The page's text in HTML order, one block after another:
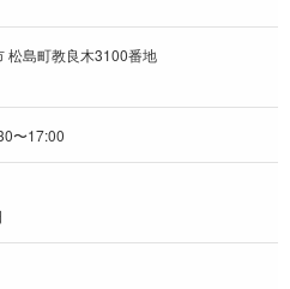
松島町教良木3100番地
〜17:00